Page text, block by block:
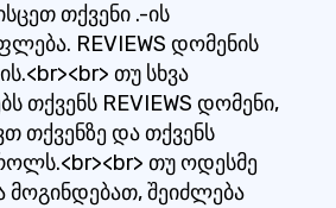
თქვენი .-ის
REVIEWS დომენის
თუ სხვა
თქვენს REVIEWS დომენი,
თქვენზე და თქვენს
თუ ოდესმე
მოგინდებათ, შეიძლება